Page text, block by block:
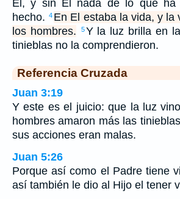
El, y sin El nada de lo que ha
hecho. 4 En El estaba la vida, y la
los hombres.
5Y la luz brilla en
tinieblas no la comprendieron.
Referencia Cruzada
Juan 3:19
Y este es el juicio: que la luz
hombres amaron más las
sus acciones eran malas.
Juan 5:26
Porque así como el Padre tiene
así también le dio al Hijo el tener